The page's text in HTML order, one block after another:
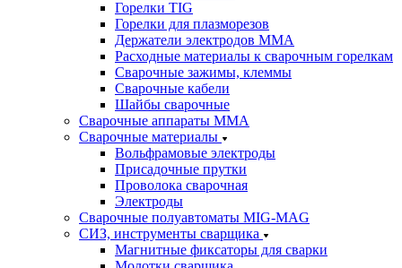
Горелки TIG
Горелки для плазморезов
Держатели электродов ММА
Расходные материалы к сварочным горелкам
Сварочные зажимы, клеммы
Сварочные кабели
Шайбы сварочные
Сварочные аппараты MMA
Сварочные материалы
Вольфрамовые электроды
Присадочные прутки
Проволока сварочная
Электроды
Сварочные полуавтоматы MIG-MAG
СИЗ, инструменты сварщика
Магнитные фиксаторы для сварки